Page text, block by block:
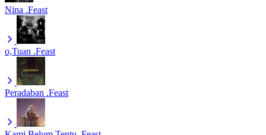
Nina .Feast
o,Tuan .Feast
Peradaban .Feast